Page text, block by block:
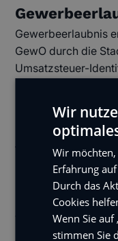
Gewerbeerlaubnis
GewO durch die
Umsatzsteuer-
Registernummer:
RSTV
Verantwortlicher
Inhalte: Norbert
Wir
Wir möchten,
Erfahrung
Durch das
Cookies
Wenn Sie auf
stimmen Sie